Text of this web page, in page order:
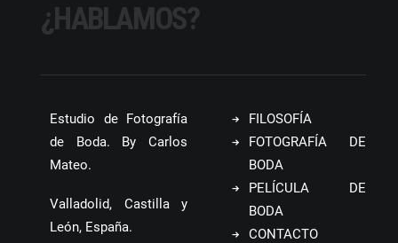
¿HABLAMOS?
Estudio de Fotografía
de Boda. By Carlos
Mateo.
Valladolid, Castilla y
León, España.
FILOSOFÍA
FOTOGRAFÍA DE
BODA
PELÍCULA DE
BODA
CONTACTO